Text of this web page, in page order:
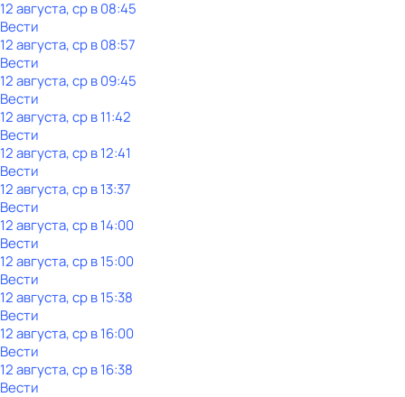
12 августа, ср в 08:45
Вести
12 августа, ср в 08:57
Вести
12 августа, ср в 09:45
Вести
12 августа, ср в 11:42
Вести
12 августа, ср в 12:41
Вести
12 августа, ср в 13:37
Вести
12 августа, ср в 14:00
Вести
12 августа, ср в 15:00
Вести
12 августа, ср в 15:38
Вести
12 августа, ср в 16:00
Вести
12 августа, ср в 16:38
Вести